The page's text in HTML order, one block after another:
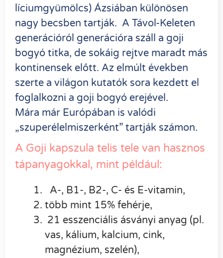
líciumgyümölcs) Ázsiában különösen
nagy becsben tartják. A Távol-Keleten
generációról generációra száll a goji
bogyó titka, de sokáig rejtve maradt más
kontinensek előtt. Az elmúlt években
szerte a világon kutatók sora kezdett el
foglalkozni a goji bogyó erejével.
Mára már Európában is valódi
„szuperélelmiszerként” tartják számon.
A Goji kapszula telis tele van hasznos
tápanyagokkal, mint például:
A-, B1-, B2-, C- és E-vitamin,
több mint 15% fehérje,
21 esszenciális ásványi anyag (pl.
vas, kálium, kalcium, cink,
magnézium, szelén),